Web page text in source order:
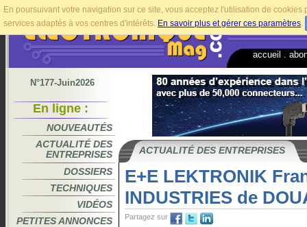
En poursuivant votre navigation sur ce site, vous acceptez l'utilisation de
services adaptés à vos centres d'intérêts. En savoir plus et gérer ces paramètres.
accueil
N°177-Juin2026
En ligne :
NOUVEAUTÉS
ACTUALITÉ DES
ENTREPRISES
DOSSIERS
TECHNIQUES
VIDÉOS
PETITES ANNONCES
ACTUALITÉ DES ENTREPRISES
E+E LEKTRONIK
INDUSTRIES de
Partagez sur